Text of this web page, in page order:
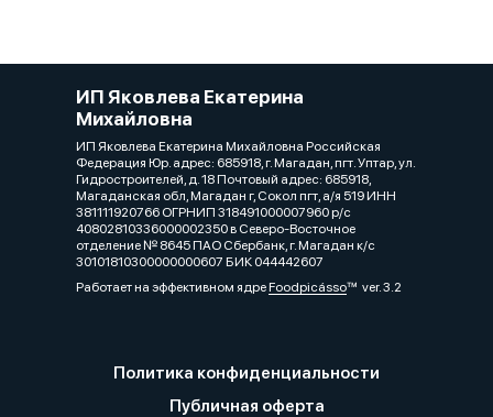
ИП Яковлева Екатерина
Михайловна
ИП Яковлева Екатерина Михайловна Российская
Федерация Юр. адрес: 685918, г. Магадан, пгт. Уптар, ул.
Гидростроителей, д. 18 Почтовый адрес: 685918,
Магаданская обл, Магадан г, Сокол пгт, а/я 519 ИНН
381111920766 ОГРНИП 318491000007960 р/с
40802810336000002350 в Северо-Восточное
отделение № 8645 ПАО Сбербанк, г. Магадан к/с
30101810300000000607 БИК 044442607
Работает на эффективном ядреFoodpicássover. 3.2
Политика конфиденциальности
Публичная оферта